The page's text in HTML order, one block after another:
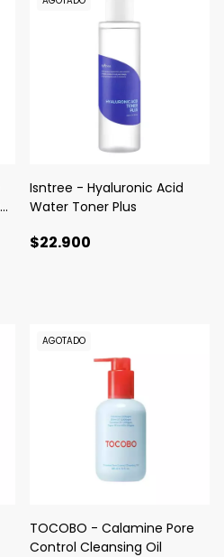
Isntree - Hyaluronic Acid
Water Toner Plus
$22.900
AGOTADO
TOCOBO - Calamine Pore
Control Cleansing Oil